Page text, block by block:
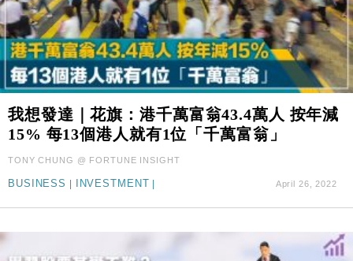
我想發達｜花旗：港千萬富翁43.4萬人 按年減
15% 每13個港人就有1位「千萬富翁」
TONY CHUNG @ FORTUNE INSIGHT
BUSINESS | INVESTMENT | April 26, 2022